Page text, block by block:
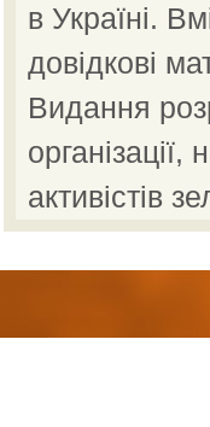
в Україні.
довідкові
Видання
активістів